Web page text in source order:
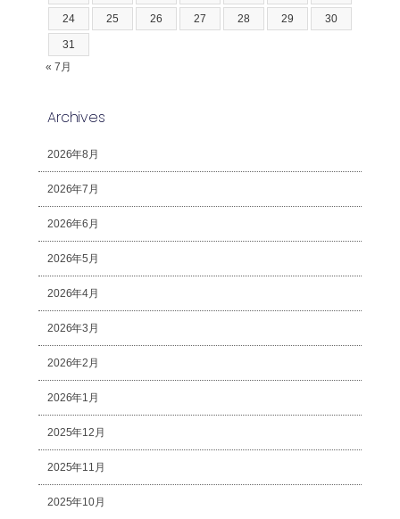
24 25 26 27 28 29 30
31
« 7月
Archives
2026年8月
2026年7月
2026年6月
2026年5月
2026年4月
2026年3月
2026年2月
2026年1月
2025年12月
2025年11月
2025年10月